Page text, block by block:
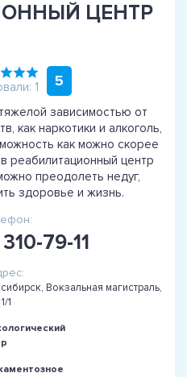
ЦЕНТР
1 5
зависимостью от
как наркотики и алкоголь,
как можно скорее
реабилитационный центр
преодолеть недуг,
здоровье и жизнь.
79-11
Вокзальная магистраль,
1/1